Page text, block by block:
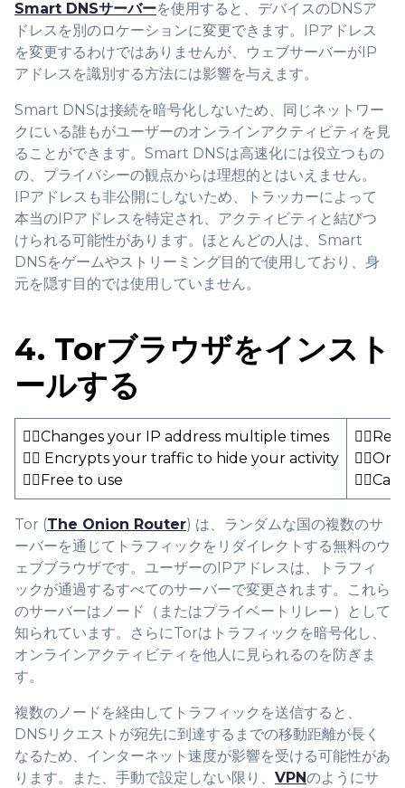
Smart DNSサーバーを使用すると、デバイスのDNSア
ドレスを別のロケーションに変更できます。IPアドレス
を変更するわけではありませんが、ウェブサーバーがIP
アドレスを識別する方法には影響を与えます。
Smart DNSは接続を暗号化しないため、同じネットワー
クにいる誰もがユーザーのオンラインアクティビティを見
ることができます。Smart DNSは高速化には役立つもの
の、プライバシーの観点からは理想的とはいえません。
IPアドレスも非公開にしないため、トラッカーによって
本当のIPアドレスを特定され、アクティビティと結びつ
けられる可能性があります。ほとんどの人は、Smart
DNSをゲームやストリーミング目的で使用しており、身
元を隠す目的では使用していません。
4. Torブラウザをインスト
ールする
👍🏻Changes your IP address multiple times
👍🏻 Encrypts your traffic to hide your activity
👍🏻Free to use
Tor (The Onion Router) は、ランダムな国の複数のサ
ーバーを通じてトラフィックをリダイレクトする無料のウ
ェブブラウザです。ユーザーのIPアドレスは、トラフィ
ックが通過するすべてのサーバーで変更されます。これら
のサーバーはノード（またはプライベートリレー）として
知られています。さらにTorはトラフィックを暗号化し、
オンラインアクティビティを他人に見られるのを防ぎま
す。
複数のノードを経由してトラフィックを送信すると、
DNSリクエストが宛先に到達するまでの移動距離が長く
なるため、インターネット速度が影響を受ける可能性があ
ります。また、手動で設定しない限り、 VPNのようにサ